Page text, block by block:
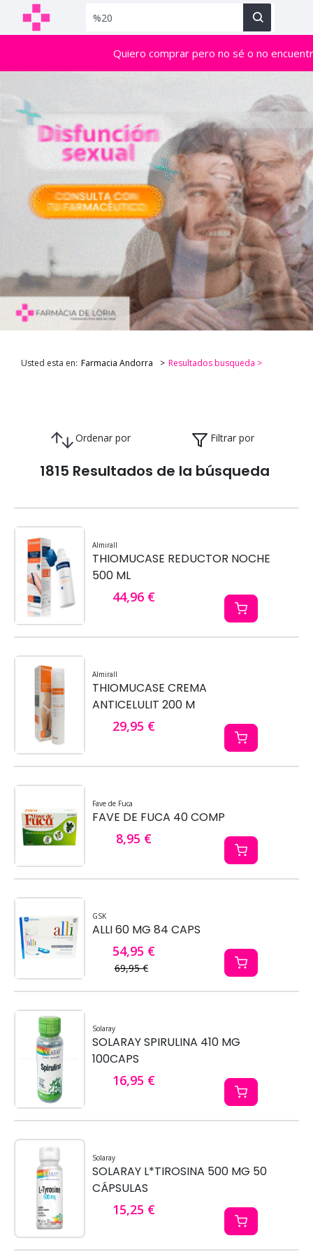
Quiero comprar pero no sé o no
Usted esta en: Farmacia Andorra Resultados busqueda >
Ordenar por Filtrar por
1815 Resultados de la búsqueda
Almirall
THIOMUCASE REDUCTOR NOCHE
500 ML
44,96 €
Almirall
THIOMUCASE CREMA
ANTICELULIT 200 M
29,95 €
Fave de Fuca
FAVE DE FUCA 40 COMP
8,95 €
GSK
ALLI 60 MG 84 CAPS
69,95 €
54,95 €
Solaray
SOLARAY SPIRULINA 410 MG
100CAPS
16,95 €
Solaray
SOLARAY L*TIROSINA 500 MG 50
CÁPSULAS
15,25 €